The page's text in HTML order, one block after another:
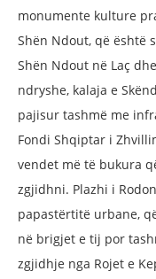
monumente kulture
Shën Ndout, që është
Shën Ndout në Laç
ndryshe, kalaja e
pajisur tashmë me
Fondi Shqiptar i
vendet më të bukura
zgjidhni. Plazhi i
papastërtitë urbane,
në brigjet e tij por
zgjidhje nga Rojet e